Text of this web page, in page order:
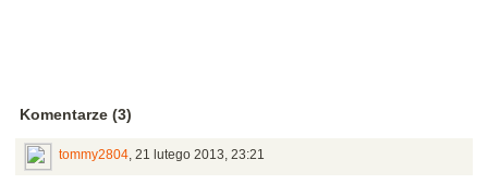
Komentarze (3)
tommy2804, 21 lutego 2013, 23:21